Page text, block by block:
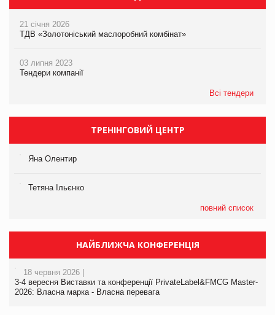
21 січня 2026
ТДВ «Золотоніський маслоробний комбінат»
03 липня 2023
Тендери компанії
Всі тендери
ТРЕНІНГОВИЙ ЦЕНТР
Яна Олентир
Тетяна Ільєнко
повний список
НАЙБЛИЖЧА КОНФЕРЕНЦІЯ
18 червня 2026 |
3-4 вересня Виставки та конференції PrivateLabel&FMCG Master-
2026: Власна марка - Власна перевага